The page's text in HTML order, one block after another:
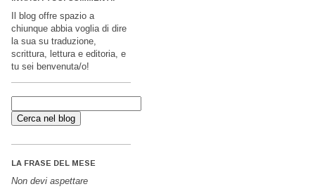
Il blog offre spazio a
chiunque abbia voglia di dire
la sua su traduzione,
scrittura, lettura e editoria, e
tu sei benvenuta/o!
LA FRASE DEL MESE
Non devi aspettare